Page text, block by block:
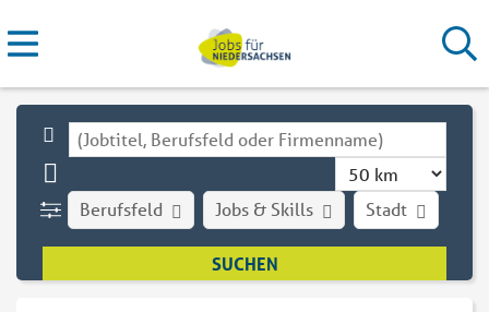
Stadt
Berufsfeld Jobs & Skills